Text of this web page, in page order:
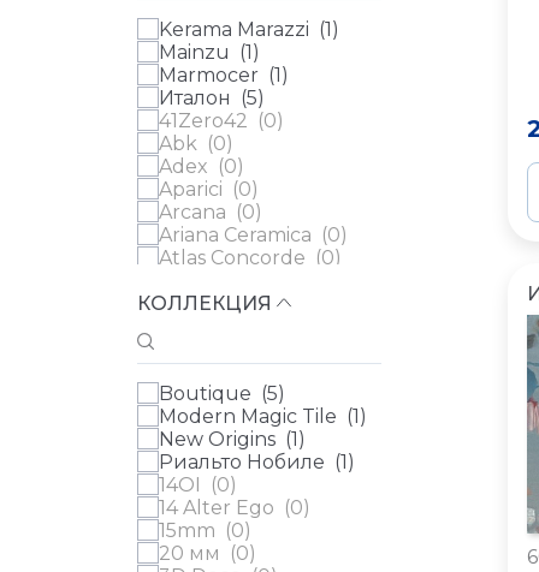
Kerama Marazzi (1 )
Mainzu (1 )
Marmocer (1 )
Италон (5)
41Zero42 (0)
Abk (0)
Adex (0)
Aparici (0)
Arcana (0)
Ariana Ceramica (0)
Atlas Concorde (0)
(0)
Cedit (0)
Century (0)
Ceramica Ribesalbes
(0)
Ceramica Vilar Albaro
(0 )
Cerdomus (
Cifre (
)
КОЛЛЕКЦИЯ
Boutique (5)
Modern Magic Tile (1)
New Origins (1)
Риальто Нобиле (1)
14OI (0)
14 Alter Ego (0)
15mm (0)
20 мм (0)